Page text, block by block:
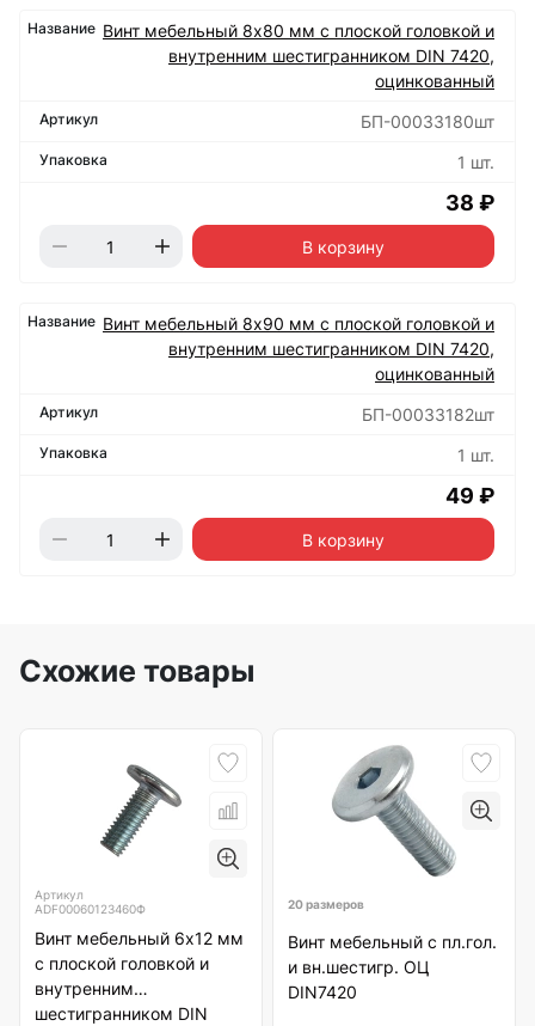
Винт мебельный 8х80 мм с плоской головкой и
внутренним шестигранником DIN 7420,
оцинкованный
БП-00033180шт
1 шт.
38 ₽
В корзину
Винт мебельный 8х90 мм с плоской головкой и
внутренним шестигранником DIN 7420,
оцинкованный
БП-00033182шт
1 шт.
49 ₽
В корзину
Схожие товары
Артикул
ADF00060123460Ф
Винт мебельный 6х12 мм
с плоской головкой и
внутренним
шестигранником DIN
20 размеров
Винт мебельный с пл.гол.
и вн.шестигр. ОЦ
DIN7420